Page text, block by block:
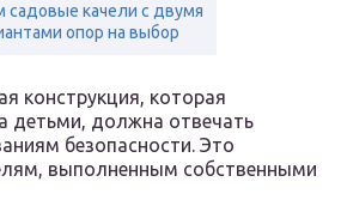
садовые качели с двумя
опор на выбор
конструкция, которая
детьми, должна отвечать
безопасности. Это
выполненным собственными